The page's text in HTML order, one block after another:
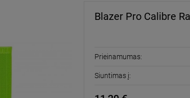
Blazer Pro Calibre
Prieinamumas:
Siuntimas į: